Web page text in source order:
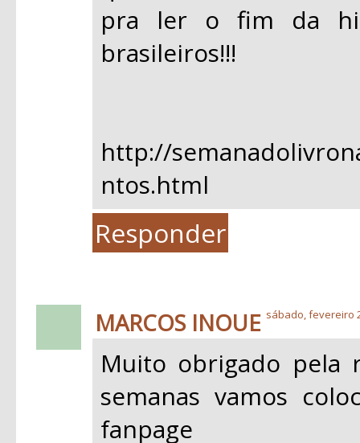
pra ler o fim da
brasileiros!!!
http://
ntos.html
Responder
MARCOS INOUE sábado, fevereiro
Muito obrigado pela
semanas vamos